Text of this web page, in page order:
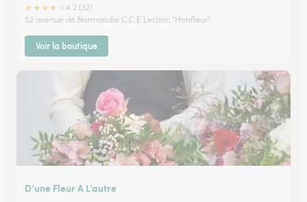
★★★★
4.2 (32)
52 avenue de Normandie C.C.E Leclerc "Honfleur"
Voir la boutique
D’une Fleur A L’autre